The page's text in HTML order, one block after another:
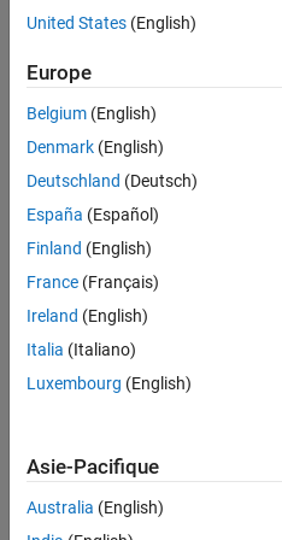
United States (English)
Europe
Belgium (English)
Denmark (English)
Deutschland (Deutsch)
España (Español)
Finland (English)
France (Français)
Ireland (English)
Italia (Italiano)
Luxembourg (English)
Asie-Pacifique
Australia (English)
Lutte anti-piratage
© 1994-2026 The MathWorks, Inc.